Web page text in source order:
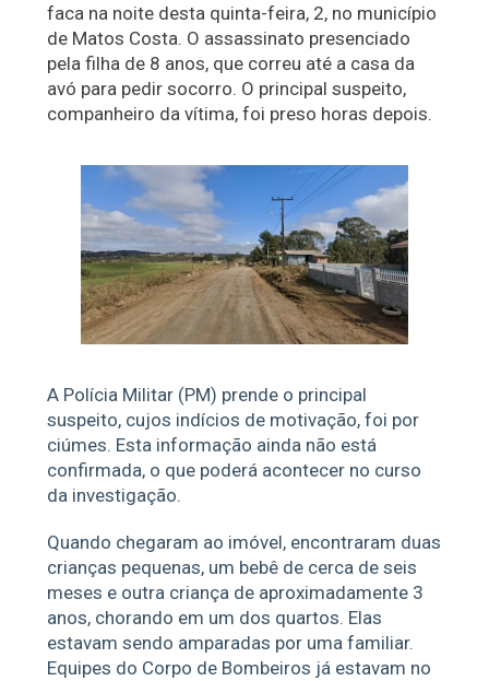
faca na noite desta quinta-feira, 2, no município
de Matos Costa. O assassinato presenciado
pela filha de 8 anos, que correu até a casa da
avó para pedir socorro. O principal suspeito,
companheiro da vítima, foi preso horas depois.
A Polícia Militar (PM) prende o principal
suspeito, cujos indícios de motivação, foi por
ciúmes. Esta informação ainda não está
confirmada, o que poderá acontecer no curso
da investigação.
Quando chegaram ao imóvel, encontraram duas
crianças pequenas, um bebê de cerca de seis
meses e outra criança de aproximadamente 3
anos, chorando em um dos quartos. Elas
estavam sendo amparadas por uma familiar.
Equipes do Corpo de Bombeiros já estavam no